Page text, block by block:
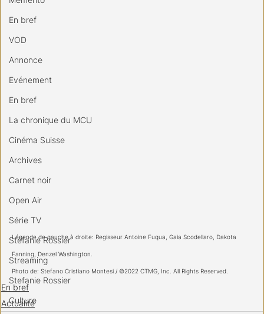
En bref
VOD
Annonce
Evénement
En bref
La chronique du MCU
Cinéma Suisse
Archives
Carnet noir
Open Air
Série TV
Stéfanie Rossier
Streaming
Stefanie Rossier
Culture
Légende de gauche à droite: Regisseur Antoine Fuqua, Gaia Scodellaro, Dakota
Fanning, Denzel Washington.
Photo de: Stefano Cristiano Montesi / ©2022 CTMG, Inc. All Rights Reserved.
En bref
Actualité